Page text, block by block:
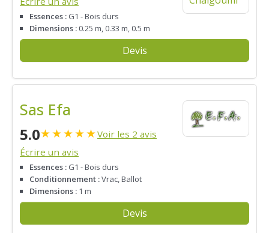
Essences : G1 - Bois durs
Dimensions : 0.25 m, 0.33 m, 0.5 m
Devis
Sas Efa
5.0★★★★★Voir les 2 avis
Écrire un avis
Essences : G1 - Bois durs
Conditionnement :Vrac, Ballot
Dimensions : 1 m
Devis